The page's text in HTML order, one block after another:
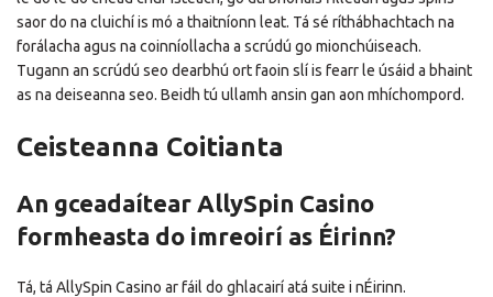
saor do na cluichí is mó a thaitníonn leat. Tá sé ríthábhachtach na
forálacha agus na coinníollacha a scrúdú go mionchúiseach.
Tugann an scrúdú seo dearbhú ort faoin slí is fearr le úsáid a bhaint
as na deiseanna seo. Beidh tú ullamh ansin gan aon mhíchompord.
Ceisteanna Coitianta
An gceadaítear AllySpin Casino
formheasta do imreoirí as Éirinn?
Tá, tá AllySpin Casino ar fáil do ghlacairí atá suite i nÉirinn.